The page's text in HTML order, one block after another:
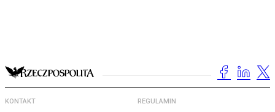
KONTAKT REGULAMIN